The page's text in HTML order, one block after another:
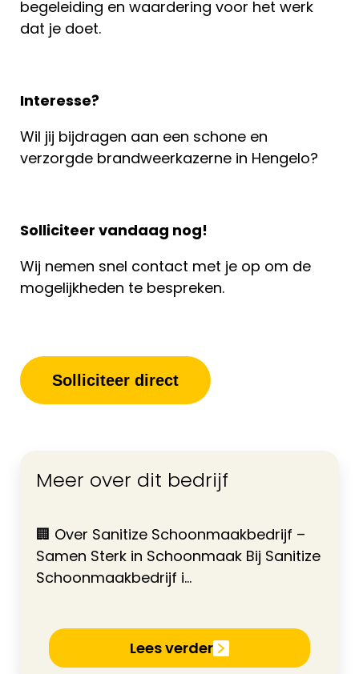
begeleiding en waardering voor het werk
dat je doet.
Interesse?
Wil jij bijdragen aan een schone en
verzorgde brandweerkazerne in Hengelo?
Solliciteer vandaag nog!
Wij nemen snel contact met je op om de
mogelijkheden te bespreken.
Solliciteer direct
Meer over dit bedrijf
🏢 Over Sanitize Schoonmaakbedrijf –
Samen Sterk in Schoonmaak Bij Sanitize
Schoonmaakbedrijf i...
Lees verder